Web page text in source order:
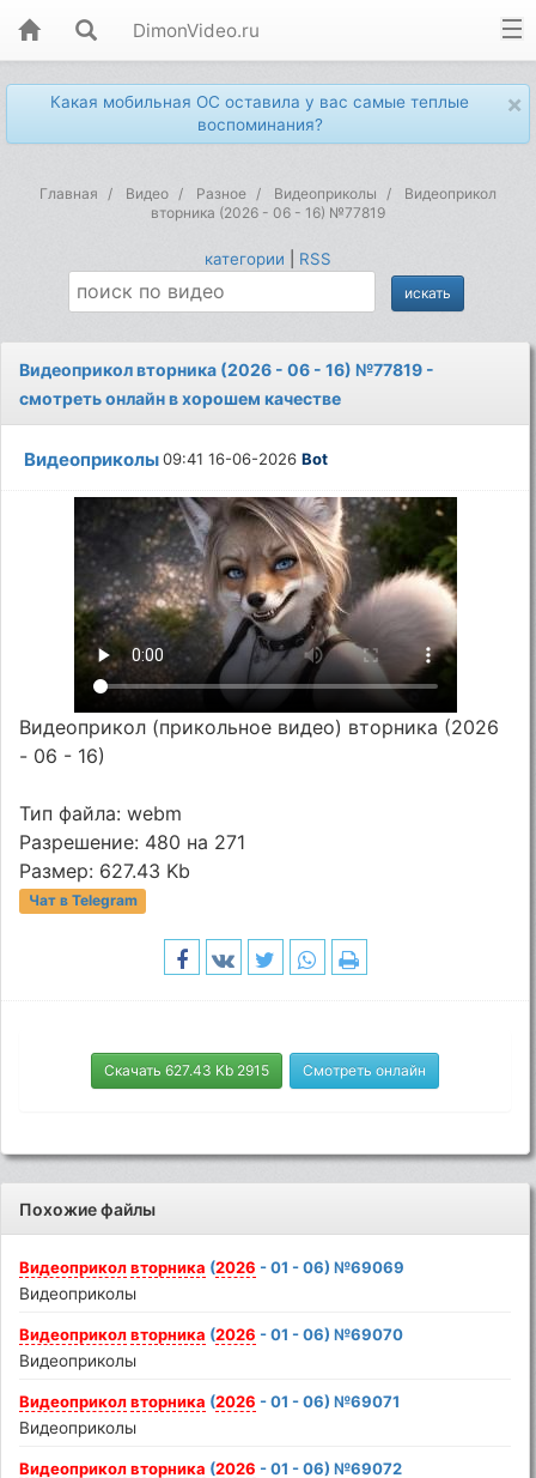
DimonVideo.ru
×
Какая мобильная ОС оставила у вас самые теплые
воспоминания?
Главная Видео Разное Видеоприколы
Видеоприкол
вторника (2026 - 06 - 16) №77819
категории RSS
Видеоприкол вторника (2026 - 06 - 16) №77819 -
смотреть онлайн в хорошем качестве
Видеоприколы09:41 16-06-2026Bot
Видеоприкол (прикольное видео) вторника (2026
- 06 - 16)
Тип файла: webm
Разрешение: 480 на 271
Размер: 627.43 Kb
Чат в Telegram
Скачать 627.43 Kb 2915 Смотреть онлайн
Похожие файлы
Видеоприкол вторника (2026 - 01 - 06) №69069
Видеоприколы
Видеоприкол вторника (2026 - 01 - 06) №69070
Видеоприколы
Видеоприкол вторника (2026 - 01 - 06) №69071
Видеоприколы
Видеоприкол вторника (2026 - 01 - 06) №69072